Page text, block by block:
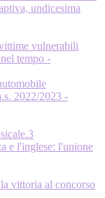
undicesima
vulnerabili
tempo -
2022/2023 -
e l'inglese: l'unione
vittoria al concorso